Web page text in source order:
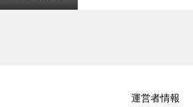
花や海の絶景を
運営者情報